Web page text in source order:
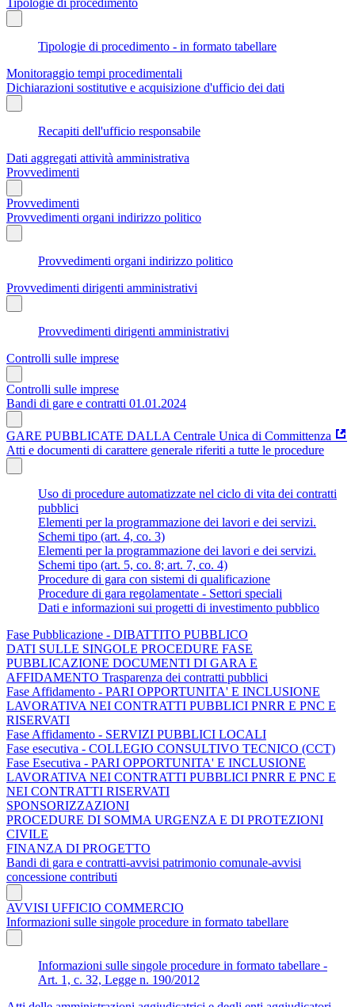
Tipologie di procedimento - in formato tabellare
Monitoraggio tempi procedimentali
Dichiarazioni sostitutive e acquisizione d'ufficio dei dati
Recapiti dell'ufficio responsabile
Dati aggregati attività amministrativa
Provvedimenti
Provvedimenti
Provvedimenti organi indirizzo politico
Provvedimenti organi indirizzo politico
Provvedimenti dirigenti amministrativi
Provvedimenti dirigenti amministrativi
Controlli sulle imprese
Controlli sulle imprese
Bandi di gare e contratti 01.01.2024
GARE PUBBLICATE DALLA Centrale Unica di Committenza
Atti e documenti di carattere generale riferiti a tutte le procedure
Uso di procedure automatizzate nel ciclo di vita dei contratti
pubblici
Elementi per la programmazione dei lavori e dei servizi.
Schemi tipo (art. 4, co. 3)
Elementi per la programmazione dei lavori e dei servizi.
Schemi tipo (art. 5, co. 8; art. 7, co. 4)
Procedure di gara con sistemi di qualificazione
Procedure di gara regolamentate - Settori speciali
Dati e informazioni sui progetti di investimento pubblico
Fase Pubblicazione - DIBATTITO PUBBLICO
DATI SULLE SINGOLE PROCEDURE FASE
PUBBLICAZIONE DOCUMENTI DI GARA E
AFFIDAMENTO Trasparenza dei contratti pubblici
Fase Affidamento - PARI OPPORTUNITA' E INCLUSIONE
LAVORATIVA NEI CONTRATTI PUBBLICI PNRR E PNC E
RISERVATI
Fase Affidamento - SERVIZI PUBBLICI LOCALI
Fase esecutiva - COLLEGIO CONSULTIVO TECNICO (CCT)
Fase Esecutiva - PARI OPPORTUNITA' E INCLUSIONE
LAVORATIVA NEI CONTRATTI PUBBLICI PNRR E PNC E
NEI CONTRATTI RISERVATI
SPONSORIZZAZIONI
PROCEDURE DI SOMMA URGENZA E DI PROTEZIONI
CIVILE
FINANZA DI PROGETTO
Bandi di gara e contratti-avvisi patrimonio comunale-avvisi
concessione contributi
AVVISI UFFICIO COMMERCIO
Informazioni sulle singole procedure in formato tabellare
Informazioni sulle singole procedure in formato tabellare -
Art. 1, c. 32, Legge n. 190/2012